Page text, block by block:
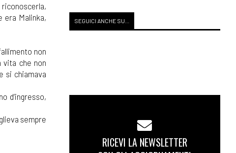
era Malinka,
non
vita che non
si chiamava
d’ingresso,
sempre
SEGUICI ANCHE SU...
RICEVI LA NEWSLETTER